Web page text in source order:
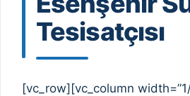
Tesisatçısı
[vc_row][vc_column